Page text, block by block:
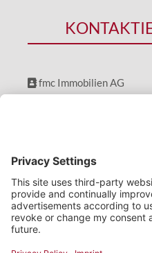
fmc Immobilien AG
BESUCHEN
Abonnieren Sie